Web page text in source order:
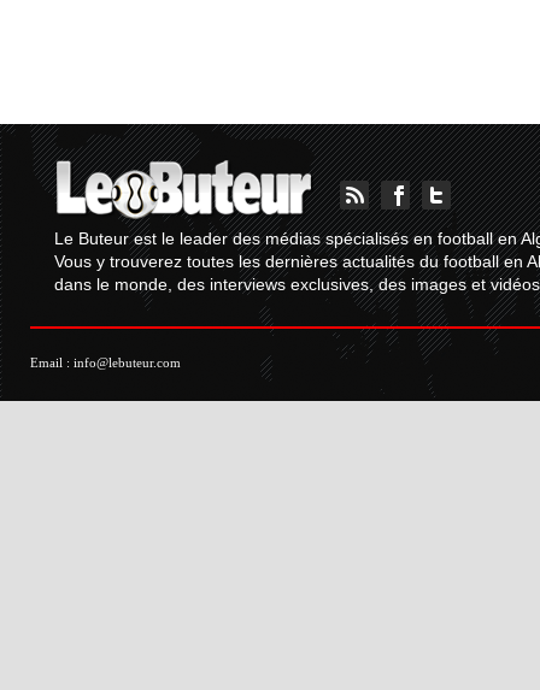
Le Buteur est le leader des médias spécialisés en football en
Vous y trouverez toutes les dernières actualités du football en
dans le monde, des interviews exclusives, des images et
Email : info@lebuteur.com